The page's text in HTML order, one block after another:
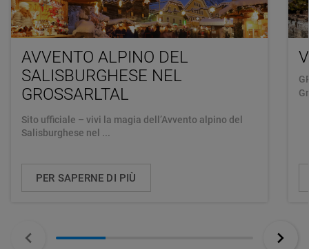
AVVENTO ALPINO DEL
SALISBURGHESE NEL
GROSSARLTAL
Sito ufficiale – vivi la magia dell’Avvento alpino del
Salisburghese nel ...
PER SAPERNE DI PIÙ